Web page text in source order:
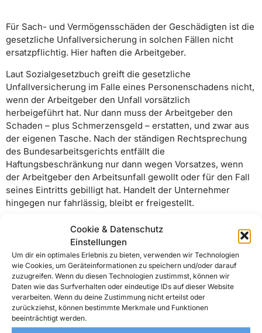
Cookie & Datenschutz
Einstellungen
Um dir ein optimales Erlebnis zu bieten, verwenden wir Technologien
wie Cookies, um Geräteinformationen zu speichern und/oder darauf
zuzugreifen. Wenn du diesen Technologien zustimmst, können wir
Daten wie das Surfverhalten oder eindeutige IDs auf dieser Website
verarbeiten. Wenn du deine Zustimmung nicht erteilst oder
zurückziehst, können bestimmte Merkmale und Funktionen
beeinträchtigt werden.
Für Sach- und Vermögensschäden der Geschädigten ist die
gesetzliche Unfallversicherung in solchen Fällen nicht
ersatzpflichtig. Hier haften die Arbeitgeber.
Laut Sozialgesetzbuch greift die gesetzliche
Unfallversicherung im Falle eines Personenschadens nicht,
wenn der Arbeitgeber den Unfall vorsätzlich
herbeigeführt hat. Nur dann muss der Arbeitgeber den
Schaden – plus Schmerzensgeld – erstatten, und zwar aus
der eigenen Tasche. Nach der ständigen Rechtsprechung
des Bundesarbeitsgerichts entfällt die
Haftungsbeschränkung nur dann wegen Vorsatzes, wenn
der Arbeitgeber den Arbeitsunfall gewollt oder für den Fall
seines Eintritts gebilligt hat. Handelt der Unternehmer
hingegen nur fahrlässig, bleibt er freigestellt.
VORSATZ ODER FAHRLÄSSIG?
Das ist nicht immer eindeutig, wie der Fall zeigt, den das
Landesarbeitsgericht (LAG) in Rheinland-Pfalz kürzlich zu
entscheiden hatte: Ein Produktionsmitarbeiter erlitt bei
seiner Arbeit an einer Punktschweißanlage schwere